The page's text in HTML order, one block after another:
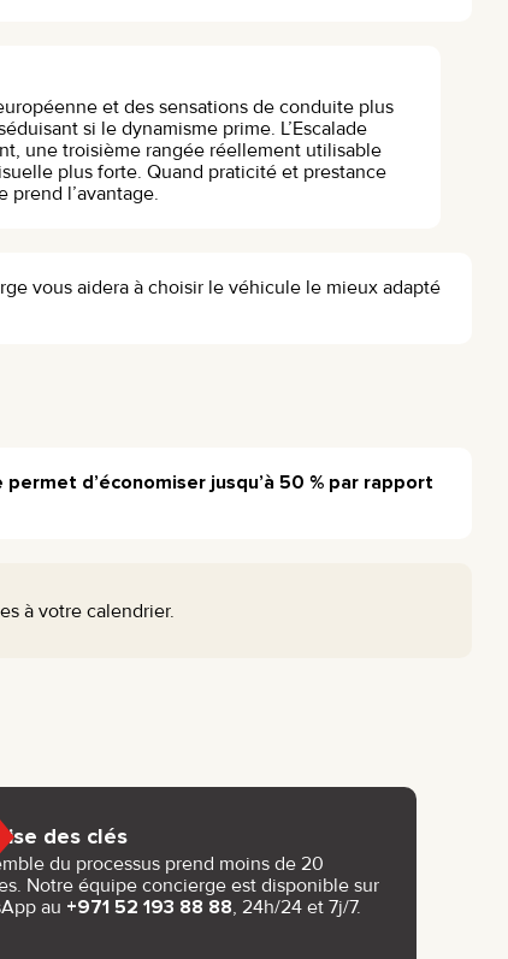
et des sensations de conduite plus
si le dynamisme prime. L’Escalade
une troisième rangée réellement utilisable
plus forte. Quand praticité et prestance
prend l’avantage.
vous aidera à choisir le véhicule le mieux adapté
d’économiser jusqu’à 50 % par rapport
à votre calendrier.
des clés
du processus prend moins de 20
Notre équipe concierge est disponible sur
au +971 52 193 88 88, 24h/24 et 7j/7.